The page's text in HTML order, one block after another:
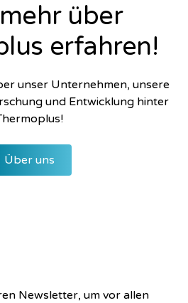
über
erfahren!
unser Unternehmen, unsere
und Entwicklung hinter
Über uns
Newsletter, um vor allen